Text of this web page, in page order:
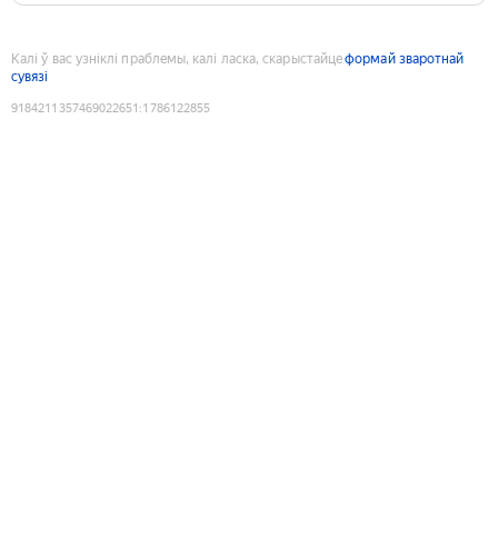
Калі ў вас узніклі праблемы, калі ласка, скарыстайцеформай зваротнай
сувязі
9184211357469022651 :1786122855